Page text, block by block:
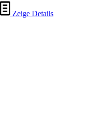
Zeige Details